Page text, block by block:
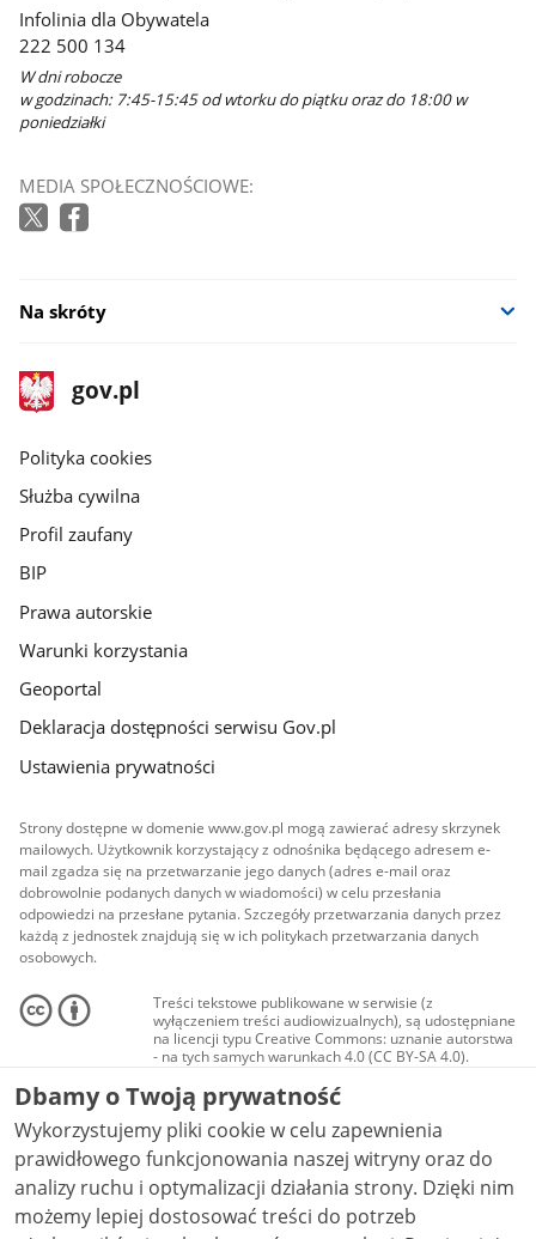
Infolinia dla Obywatela
222 500 134
W dni robocze
w godzinach: 7:45-15:45 od wtorku do piątku oraz do 18:00 w
poniedziałki
MEDIA SPOŁECZNOŚCIOWE:
Na skróty
stopka
gov.pl
Strona
gov.pl
gov.pl
Polityka cookies
Służba cywilna
Profil zaufany
BIP
Prawa autorskie
Warunki korzystania
Geoportal
Deklaracja dostępności serwisu Gov.pl
Ustawienia prywatności
Strony dostępne w domenie www.gov.pl mogą zawierać adresy skrzynek
mailowych. Użytkownik korzystający z odnośnika będącego adresem e-
mail zgadza się na przetwarzanie jego danych (adres e-mail oraz
dobrowolnie podanych danych w wiadomości) w celu przesłania
odpowiedzi na przesłane pytania. Szczegóły przetwarzania danych przez
każdą z jednostek znajdują się w ich politykach przetwarzania danych
osobowych.
Treści tekstowe publikowane w serwisie (z
wyłączeniem treści audiowizualnych), są udostępniane
na licencji typu Creative Commons: uznanie autorstwa
- na tych samych warunkach 4.0 (CC BY-SA 4.0).
Materiały audiowizualne, w tym zdjęcia, materiały
audio i wideo, są udostępniane na licencji typu
Creative Commons: uznanie autorstwa użycie
niekomercyjne - bez utworów zależnych 4.0 (CC BY-
NC-ND 4.0), o ile nie jest to stwierdzone inaczej.
Dbamy o Twoją prywatność
Wykorzystujemy pliki cookie w celu zapewnienia
prawidłowego funkcjonowania naszej witryny oraz do
analizy ruchu i optymalizacji działania strony. Dzięki nim
możemy lepiej dostosować treści do potrzeb